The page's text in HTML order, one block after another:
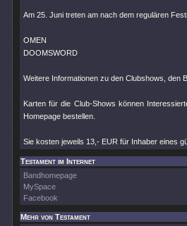
Am 25. Juni treten am nach dem regulären
OMEN
DOOMSWORD
Weitere Informationen zu den Clubshows, den
Karten für die Club-Shows können
Homepage bestellen.
Sie kosten jeweils 13,- EUR für Inhaber eines
Testament im Internet
Bandhomepage
MySpace
Facebook
Mehr von Testament